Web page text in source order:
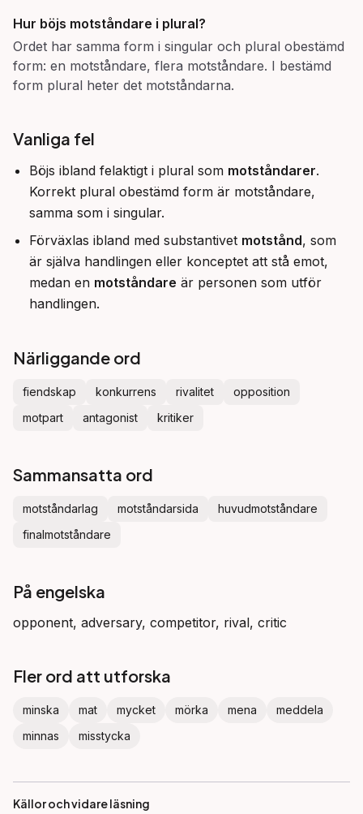
Hur böjs motståndare i plural?
Ordet har samma form i singular och plural obestämd
form: en motståndare, flera motståndare. I bestämd
form plural heter det motståndarna.
Vanliga fel
Böjs ibland felaktigt i plural som motståndarer.
Korrekt plural obestämd form är motståndare,
samma som i singular.
Förväxlas ibland med substantivet motstånd, som
är själva handlingen eller konceptet att stå emot,
medan en motståndare är personen som utför
handlingen.
Närliggande ord
fiendskap konkurrens rivalitet
opposition
motpart
antagonist kritiker
Sammansatta ord
motståndarlag motståndarsida
huvudmotståndare
finalmotståndare
På engelska
opponent, adversary, competitor, rival, critic
Fler ord att utforska
minska mat mycket mörka mena
meddela
minnas
misstycka
Källor och vidare läsning